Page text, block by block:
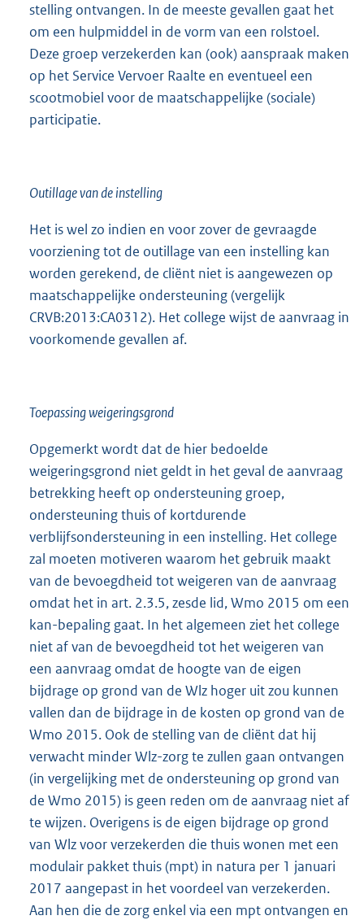
stelling ontvangen. In de meeste gevallen gaat het
om een hulpmiddel in de vorm van een rolstoel.
Deze groep verzekerden kan (ook) aanspraak maken
op het Service Vervoer Raalte en eventueel een
scootmobiel voor de maatschappelijke (sociale)
participatie.
Outillage van de instelling
Het is wel zo indien en voor zover de gevraagde
voorziening tot de outillage van een instelling kan
worden gerekend, de cliënt niet is aangewezen op
maatschappelijke ondersteuning (vergelijk
CRVB:2013:CA0312). Het college wijst de aanvraag in
voorkomende gevallen af.
Toepassing weigeringsgrond
Opgemerkt wordt dat de hier bedoelde
weigeringsgrond niet geldt in het geval de aanvraag
betrekking heeft op ondersteuning groep,
ondersteuning thuis of kortdurende
verblijfsondersteuning in een instelling. Het college
zal moeten motiveren waarom het gebruik maakt
van de bevoegdheid tot weigeren van de aanvraag
omdat het in art. 2.3.5, zesde lid, Wmo 2015 om een
kan-bepaling gaat. In het algemeen ziet het college
niet af van de bevoegdheid tot het weigeren van
een aanvraag omdat de hoogte van de eigen
bijdrage op grond van de Wlz hoger uit zou kunnen
vallen dan de bijdrage in de kosten op grond van de
Wmo 2015. Ook de stelling van de cliënt dat hij
verwacht minder Wlz-zorg te zullen gaan ontvangen
(in vergelijking met de ondersteuning op grond van
de Wmo 2015) is geen reden om de aanvraag niet af
te wijzen. Overigens is de eigen bijdrage op grond
van Wlz voor verzekerden die thuis wonen met een
modulair pakket thuis (mpt) in natura per 1 januari
2017 aangepast in het voordeel van verzekerden.
Aan hen die de zorg enkel via een mpt ontvangen en